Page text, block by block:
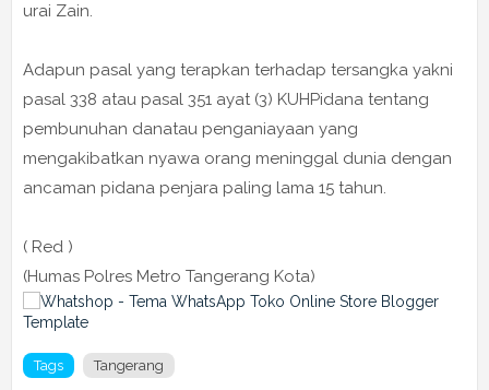
urai Zain.
Adapun pasal yang terapkan terhadap tersangka yakni
pasal 338 atau pasal 351 ayat (3) KUHPidana tentang
pembunuhan danatau penganiayaan yang
mengakibatkan nyawa orang meninggal dunia dengan
ancaman pidana penjara paling lama 15 tahun.
( Red )
(Humas Polres Metro Tangerang Kota)
Tags Tangerang